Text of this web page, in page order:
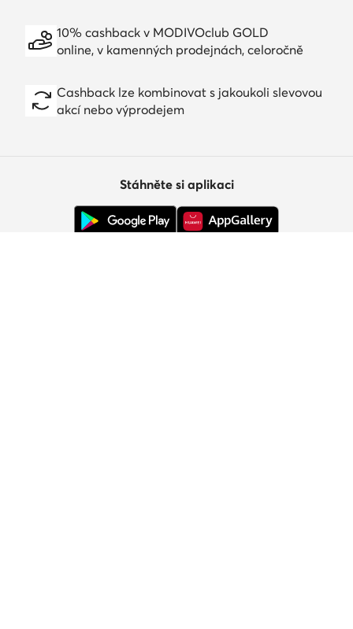
10% cashback v MODIVOclub GOLD
online, v kamenných prodejnách, celoročně
Cashback lze kombinovat s jakoukoli slevovou
akcí nebo výprodejem
Stáhněte si aplikaci